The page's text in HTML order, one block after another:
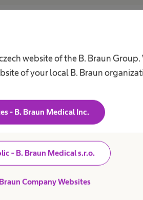
website of the B. Braun Group.
of your local B. Braun
- B. Braun Medical Inc.
- B. Braun Medical s.r.o.
Company Websites
9:00 - 14:00
-